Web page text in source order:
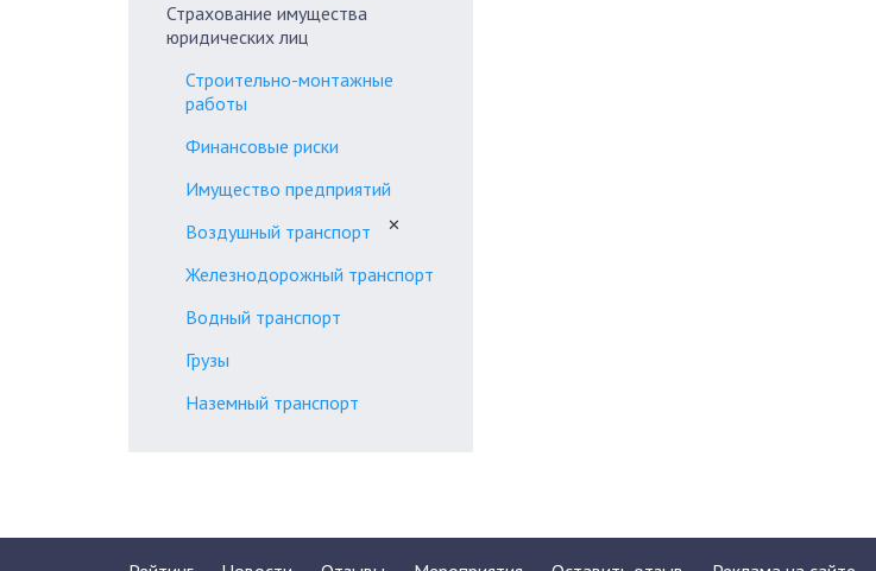
Страхование имущества
юридических лиц
Строительно-монтажные
работы
Финансовые риски
Имущество предприятий
Воздушный транспорт
✕
Железнодорожный транспорт
Водный транспорт
Грузы
Наземный транспорт